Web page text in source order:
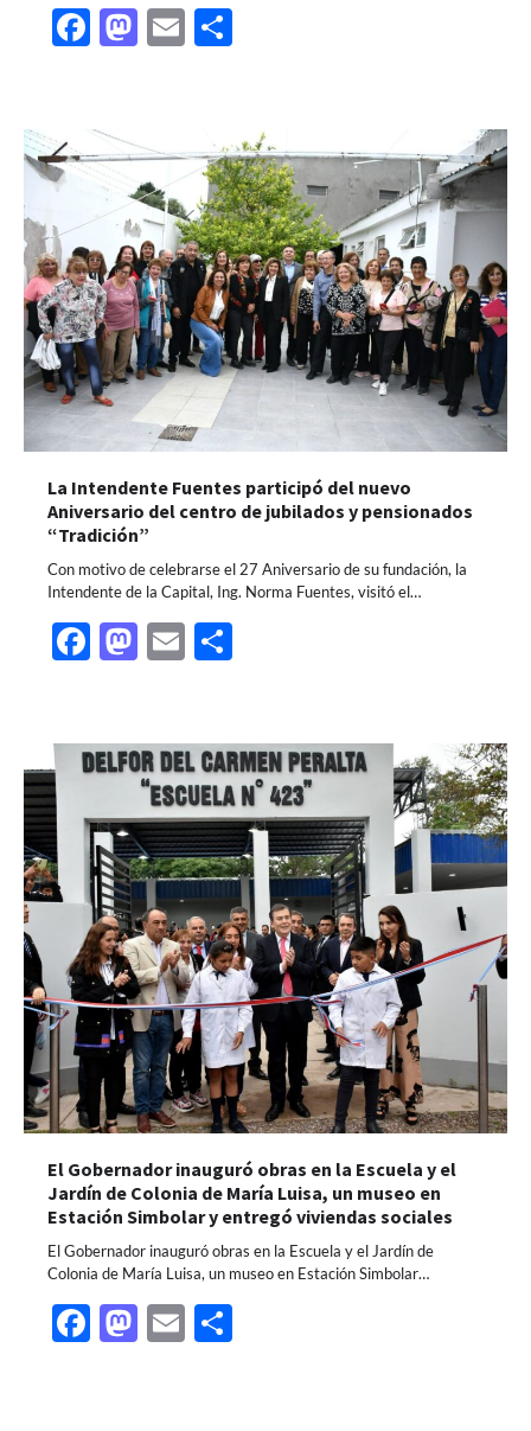
Facebook
Mastodon
Email
La Intendente Fuentes participó del nuevo
Aniversario del centro de jubilados y pensionados
“Tradición”
Con motivo de celebrarse el 27 Aniversario de su fundación, la
Intendente de la Capital, Ing. Norma Fuentes, visitó el…
Facebook
Mastodon
Email
El Gobernador inauguró obras en la Escuela y el
Jardín de Colonia de María Luisa, un museo en
Estación Simbolar y entregó viviendas sociales
El Gobernador inauguró obras en la Escuela y el Jardín de
Colonia de María Luisa, un museo en Estación Simbolar…
Facebook
Mastodon
Email